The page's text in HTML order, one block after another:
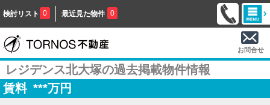
検討リスト 0 最近見た物件 0
お問合せ
レジデンス北大塚の過去掲載物件情報
賃料 ***万円